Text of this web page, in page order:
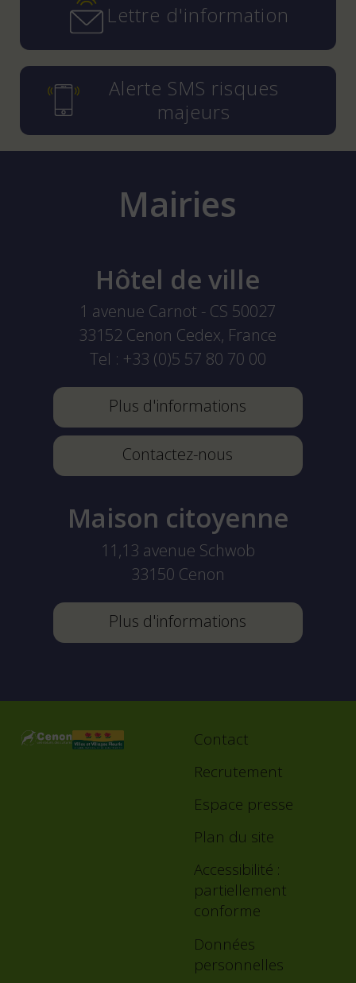
Lettre d'information
Alerte SMS risques
majeurs
Mairies
Hôtel de ville
1 avenue Carnot - CS 50027
33152 Cenon Cedex, France
Tel : +33 (0)5 57 80 70 00
Plus d'informations
Contactez-nous
Maison citoyenne
11,13 avenue Schwob
33150 Cenon
Plus d'informations
Footer
Contact
Recrutement
Espace presse
Plan du site
Accessibilité :
partiellement
conforme
Données
personnelles